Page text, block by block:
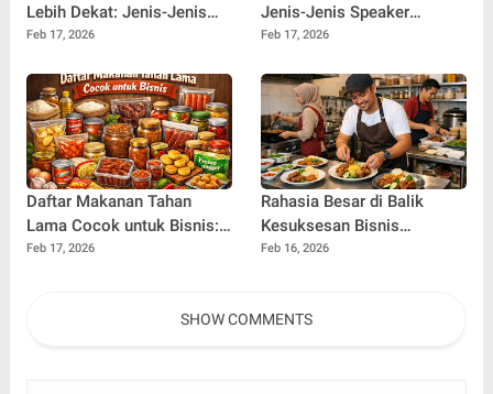
Lebih Dekat: Jenis-Jenis
Speaker Berdasarkan
Tahu
Feb 17, 2026
Jenis-Jenis Speaker
Berdasarkan Frekuensi dan
Feb 17, 2026
Daftar Makanan Tahan
Lama Cocok untuk Bisnis:
Ide Cerdas untuk Usaha
Feb 17, 2026
Rahasia Besar di Balik
Kesuksesan Bisnis
Makanan: Cara
Berkelanjutan
Feb 16, 2026
SHOW COMMENTS